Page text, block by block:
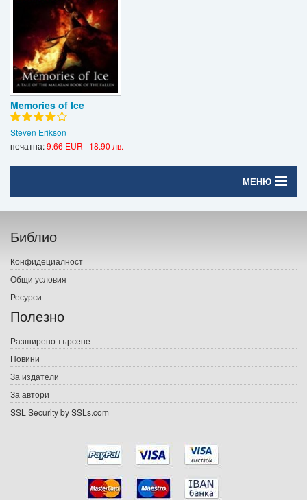
Memories of Ice
Steven Erikson
печатна:9.66 EUR | 18.90 лв.
МЕНЮ
Начало
Печатни книги
Електронни книги
Е-списания
Подаръци
Ваучери
Библио
Конфидециалност
Общи условия
Ресурси
Полезно
Разширено търсене
Новини
За издатели
За автори
SSL Security by SSLs.com